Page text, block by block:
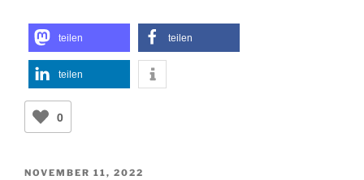
teilen teilen
teilen
0
VERÖFFENTLICHT
NOVEMBER 11, 2022